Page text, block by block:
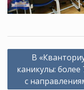
Навигация
по
записям
В
каникулы:
с